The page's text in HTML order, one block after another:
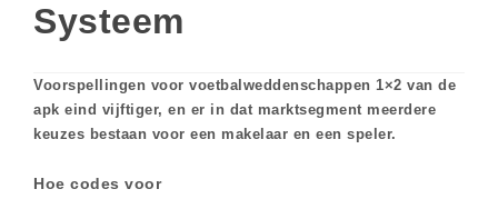
Systeem
Voorspellingen voor voetbalweddenschappen 1×2 van de
apk eind vijftiger, en er in dat marktsegment meerdere
keuzes bestaan voor een makelaar en een speler.
Hoe codes voor